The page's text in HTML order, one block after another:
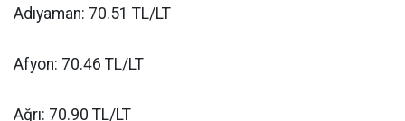
Adıyaman: 70.51 TL/LT
Afyon: 70.46 TL/LT
Ağrı: 70.90 TL/LT